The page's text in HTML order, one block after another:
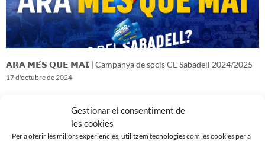
Gestionar el consentiment de
les cookies
Per a oferir les millors experiències, utilitzem tecnologies com les cookies per a
𝗔𝗥𝗔 𝗠𝗘́𝗦 𝗤𝗨𝗘 𝗠𝗔𝗜 | Campanya de socis CE Sabadell 2024/2025
17 d'octubre de 2024